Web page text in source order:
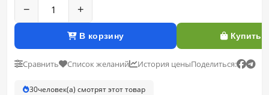
− +
В корзину Купить
Сравнить Список желаний История ценыПоделиться:
30человек(а) смотрят этот товар